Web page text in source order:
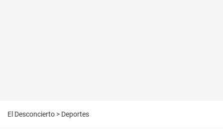
El Desconcierto > Deportes